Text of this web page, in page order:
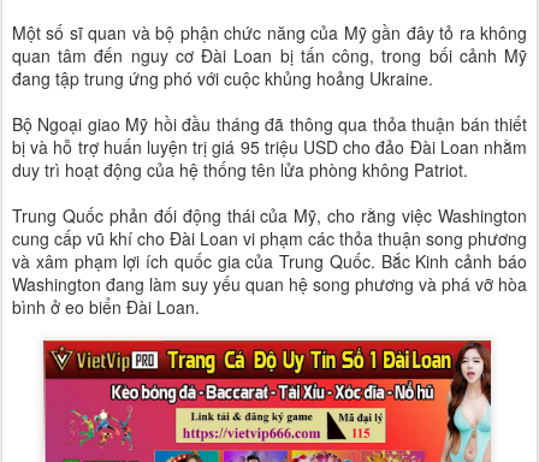
Một số sĩ quan và bộ phận chức năng của Mỹ gần đây tỏ ra không
quan tâm đến nguy cơ Đài Loan bị tấn công, trong bối cảnh Mỹ
đang tập trung ứng phó với cuộc khủng hoảng Ukraine.
Bộ Ngoại giao Mỹ hồi đầu tháng đã thông qua thỏa thuận bán thiết
bị và hỗ trợ huấn luyện trị giá 95 triệu USD cho đảo Đài Loan nhằm
duy trì hoạt động của hệ thống tên lửa phòng không Patriot.
Trung Quốc phản đối động thái của Mỹ, cho rằng việc Washington
cung cấp vũ khí cho Đài Loan vi phạm các thỏa thuận song phương
và xâm phạm lợi ích quốc gia của Trung Quốc. Bắc Kinh cảnh báo
Washington đang làm suy yếu quan hệ song phương và phá vỡ hòa
bình ở eo biển Đài Loan.